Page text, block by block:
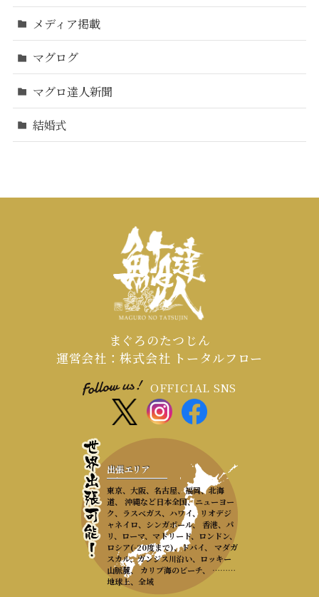
メディア掲載
マグログ
マグロ達人新聞
結婚式
まぐろのたつじん
運営会社：株式会社 トータルフロー
OFFICIAL SNS
出張エリア
東京、大阪、名古屋、福岡、北海
道、 沖縄など日本全国、ニューヨー
ク、ラスベガス、ハワイ、リオデジ
ャネイロ、シンガポール、 香港、パ
リ、ローマ、マドリード、ロンドン、
ロシア(-20度まで)、ドバイ、 マダガ
スカル、ガンジス川沿い、ロッキー
山脈麓、 カリブ海のビーチ、 ………
地球上、全域